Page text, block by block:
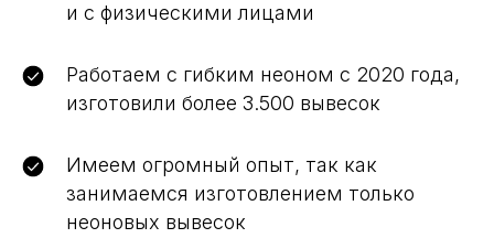
и с физическими лицами
Работаем с гибким неоном с 2020 года,
изготовили более 3.500 вывесок
Имеем огромный опыт, так как
занимаемся изготовлением только
неоновых вывесок